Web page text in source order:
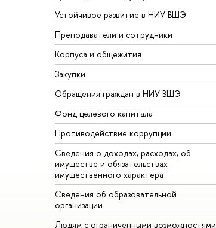
Устойчивое развитие в НИУ ВШЭ
Преподаватели и сотрудники
Корпуса и общежития
Закупки
Обращения граждан в НИУ ВШЭ
Фонд целевого капитала
Противодействие коррупции
Сведения о доходах, расходах, об
имуществе и обязательствах
имущественного характера
Сведения об образовательной
организации
Людям с ограниченными возможностями